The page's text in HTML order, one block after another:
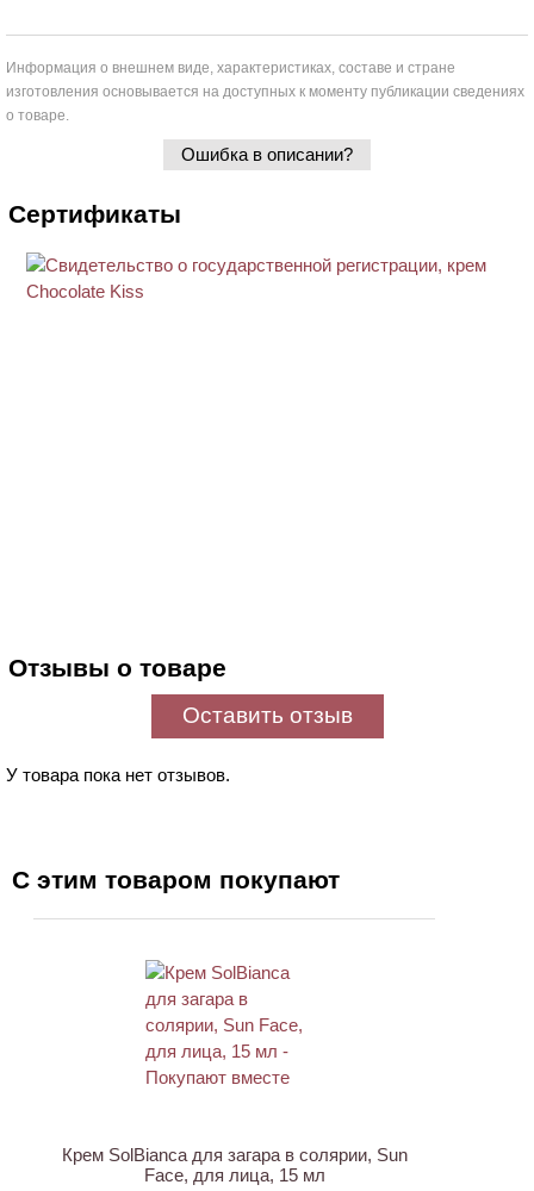
Информация о внешнем виде, характеристиках, составе и стране
изготовления основывается на доступных к моменту публикации сведениях
о товаре.
Ошибка в описании?
Сертификаты
Отзывы о товаре
Оставить отзыв
У товара пока нет отзывов.
С этим товаром покупают
Крем SolBianca для загара в солярии, Sun
Face, для лица, 15 мл